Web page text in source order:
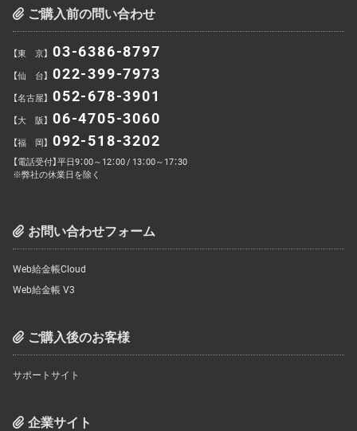
ご購入前の問い合わせ
【東 京】 03-6386-8797
【仙 台】 022-399-7973
【名古屋】 052-678-3901
【大 阪】 06-4705-3060
【福 岡】 092-518-3202
【電話受付】平日9：00～12：00 / 13：00～17：30
※弊社の休業日を除く
お問い合わせフォーム
Web給金帳Cloud
Web給金帳 V3
ご購入後のお客様
サポートサイト
企業サイト